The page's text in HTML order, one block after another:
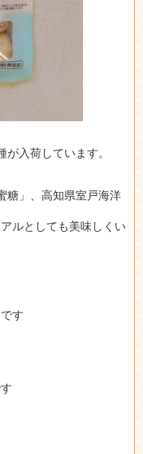
入荷しています。
糖」、高知県室戸海洋
ルとしても美味しくい
す